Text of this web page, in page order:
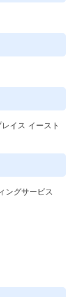
イス イースト
ングサービス
業を支えてき